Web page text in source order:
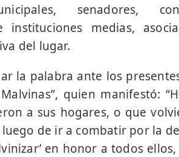
senadores,
instituciones medias,
del lugar.
la palabra ante los
quien manifestó:
a sus hogares, o que
de ir a combatir por la
en honor a todos